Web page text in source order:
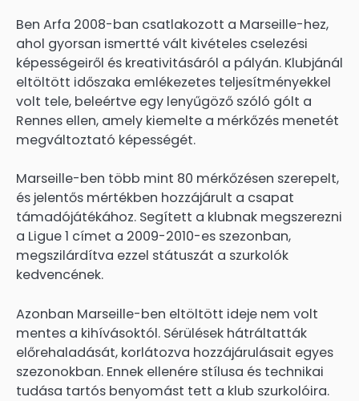
Ben Arfa 2008-ban csatlakozott a Marseille-hez,
ahol gyorsan ismertté vált kivételes cselezési
képességeiről és kreativitásáról a pályán. Klubjánál
eltöltött időszaka emlékezetes teljesítményekkel
volt tele, beleértve egy lenyűgöző szóló gólt a
Rennes ellen, amely kiemelte a mérkőzés menetét
megváltoztató képességét.
Marseille-ben több mint 80 mérkőzésen szerepelt,
és jelentős mértékben hozzájárult a csapat
támadójátékához. Segített a klubnak megszerezni
a Ligue 1 címet a 2009-2010-es szezonban,
megszilárdítva ezzel státuszát a szurkolók
kedvencének.
Azonban Marseille-ben eltöltött ideje nem volt
mentes a kihívásoktól. Sérülések hátráltatták
előrehaladását, korlátozva hozzájárulásait egyes
szezonokban. Ennek ellenére stílusa és technikai
tudása tartós benyomást tett a klub szurkolóira.